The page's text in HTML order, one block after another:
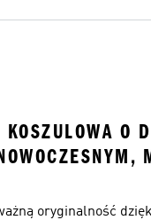
O
oryginalność